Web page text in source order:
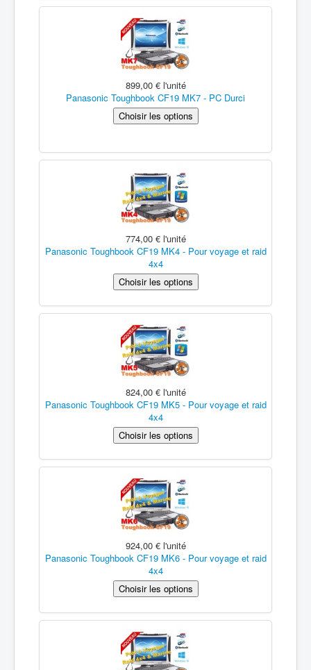
899,00 € l'unité
Panasonic Toughbook CF19 MK7 - PC Durci
774,00 € l'unité
Panasonic Toughbook CF19 MK4 - Pour voyage et raid
4x4
824,00 € l'unité
Panasonic Toughbook CF19 MK5 - Pour voyage et raid
4x4
924,00 € l'unité
Panasonic Toughbook CF19 MK6 - Pour voyage et raid
4x4